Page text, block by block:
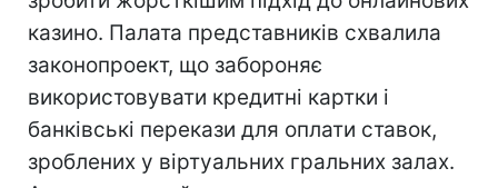
казино. Палата представників схвалила
законопроект, що забороняє
використовувати кредитні картки і
банківські перекази для оплати ставок,
зроблених у віртуальних гральних залах.